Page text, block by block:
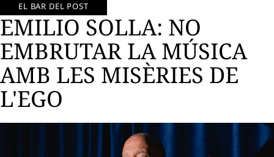
EL BAR DEL POST
EMILIO SOLLA: NO
EMBRUTAR LA MÚSICA
AMB LES MISÈRIES DE
L'EGO